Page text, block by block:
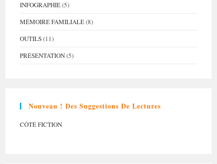
INFOGRAPHIE(5)
MÉMOIRE FAMILIALE(8)
OUTILS(11)
PRÉSENTATION(5)
Nouveau ! Des Suggestions De Lectures
CÔTÉ FICTION